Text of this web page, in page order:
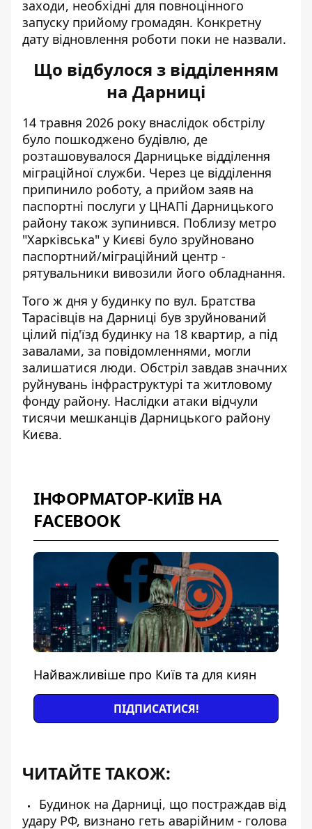
заходи, необхідні для повноцінного
запуску прийому громадян. Конкретну
дату відновлення роботи поки не назвали.
Що відбулося з відділенням
на Дарниці
14 травня 2026 року внаслідок обстрілу
було пошкоджено будівлю, де
розташовувалося Дарницьке відділення
міграційної служби. Через це відділення
припинило роботу, а прийом заяв на
паспортні послуги у ЦНАПі Дарницького
району також зупинився. Поблизу метро
"Харківська" у Києві було зруйновано
паспортний/міграційний центр -
рятувальники вивозили його обладнання.
Того ж дня у будинку по вул. Братства
Тарасівців на Дарниці був зруйнований
цілий під'їзд будинку на 18 квартир, а під
завалами, за повідомленнями, могли
залишатися люди. Обстріл завдав значних
руйнувань інфраструктурі та житловому
фонду району. Наслідки атаки відчули
тисячи мешканців Дарницького району
Києва.
ІНФОРМАТОР-КИЇВ НА
FACEBOOK
Найважливіше про Київ та для киян
ПІДПИСАТИСЯ!
ЧИТАЙТЕ ТАКОЖ:
Будинок на Дарниці, що постраждав від
удару РФ, визнано геть аварійним - голова